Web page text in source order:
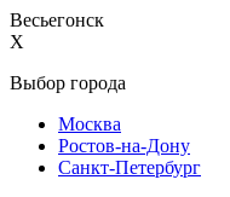
Весьегонск
X
Выбор города
Москва
Ростов-на-Дону
Санкт-Петербург